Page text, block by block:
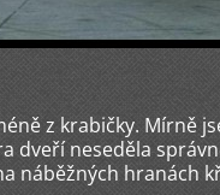
z krabičky. Mírně
dveří neseděla
náběžných hranách